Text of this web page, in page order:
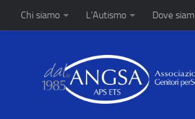
Salta al contenuto
Chi siamo L’Autismo Dove